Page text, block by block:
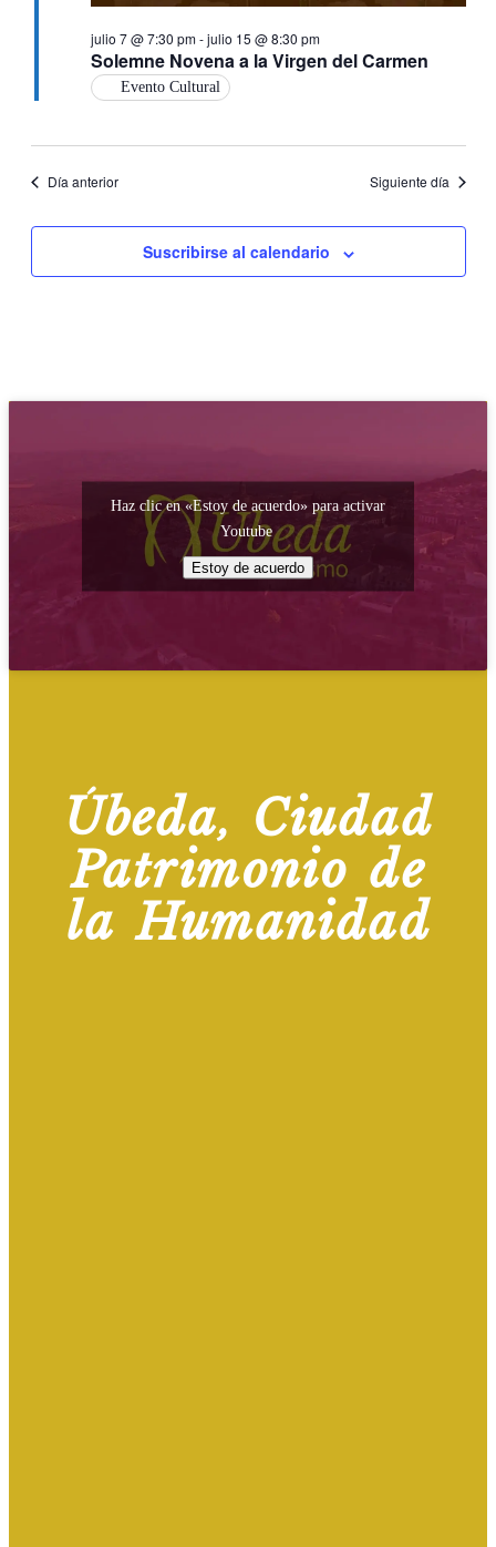
Solemne Novena a la Virgen del Carmen
julio 7 @ 7:30 pm-julio 15 @ 8:30 pm
Evento Cultural
Día anterior Siguiente día
Suscribirse al calendario
Haz clic en «Estoy de acuerdo» para activar
Youtube
Estoy de acuerdo
Úbeda, Ciudad
Patrimonio de
la Humanidad